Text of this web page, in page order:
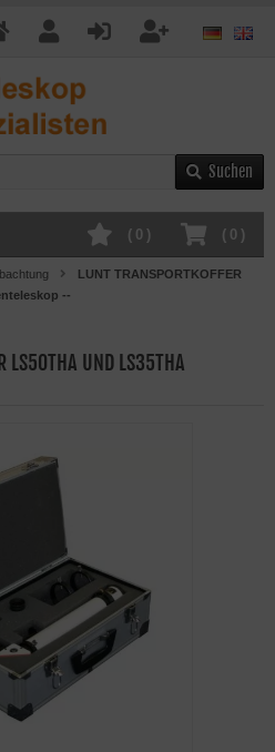
Suchen
( 0 )
( 0 )
LUNT TRANSPORTKOFFER
--
LS50THA UND LS35THA